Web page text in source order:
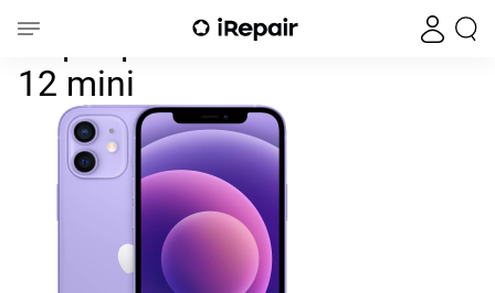
Перепрошить iOS на iPhone
Перепрошить iOS на iPhone
12 mini